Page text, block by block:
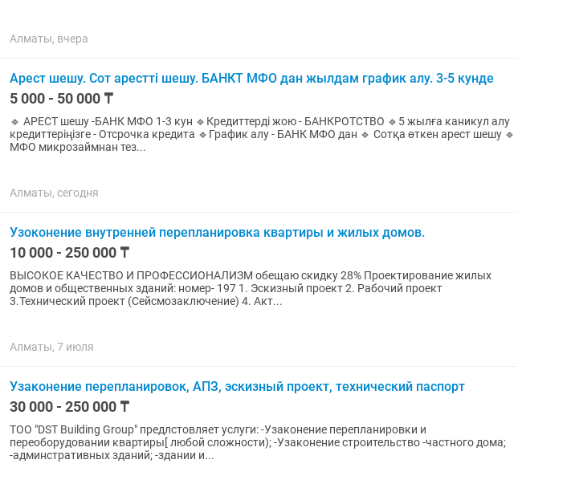
Алматы, вчера
Арест шешу. Сот арестті шешу. БАНКТ МФО дан жылдам график алу. 3-5 кунде
5 000 - 50 000 ₸
🔹 АРЕСТ шешу -БАНК МФО 1-3 кун 🔹Кредиттерді жою - БАНКРОТСТВО 🔹5 жылға каникул алу
кредиттеріңізге - Отсрочка кредита 🔹График алу - БАНК МФО дан 🔹 Сотқа өткен арест шешу 🔹
МФО микрозаймнан тез...
Алматы, сегодня
Узоконение внутренней перепланировка квартиры и жилых домов.
10 000 - 250 000 ₸
ВЫСОКОЕ КАЧЕСТВО И ПРОФЕССИОНАЛИЗМ обещаю скидку 28% Проектирование жилых
домов и общественных зданий: номер- 197 1. Эскизный проект 2. Рабочий проект
3.Технический проект (Сейсмозаключение) 4. Акт...
Алматы, 7 июля
Узаконение перепланировок, АПЗ, эскизный проект, технический паспорт
30 000 - 250 000 ₸
ТОО "DST Building Group" предлстовляет услуги: -Узаконение перепланировки и
переоборудовании квартиры[ любой сложности); -Узаконение строительство -частного дома;
-админстративных зданий; -здании и...